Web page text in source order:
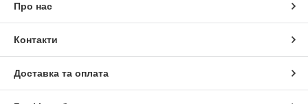
Про нас
Контакти
Доставка та оплата